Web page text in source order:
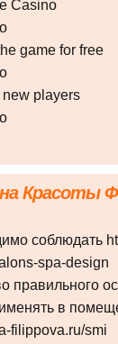
Casino
game for free
players
Красоты
соблюдать
spa-design
правильного
в
filippova.ru/smi